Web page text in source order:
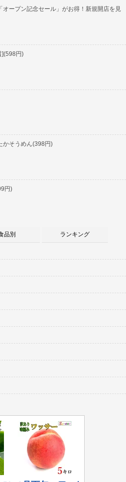
オープン記念セール」がお得！新規開店を見
](598円)
かそうめん(398円)
円)
品別 ランキング